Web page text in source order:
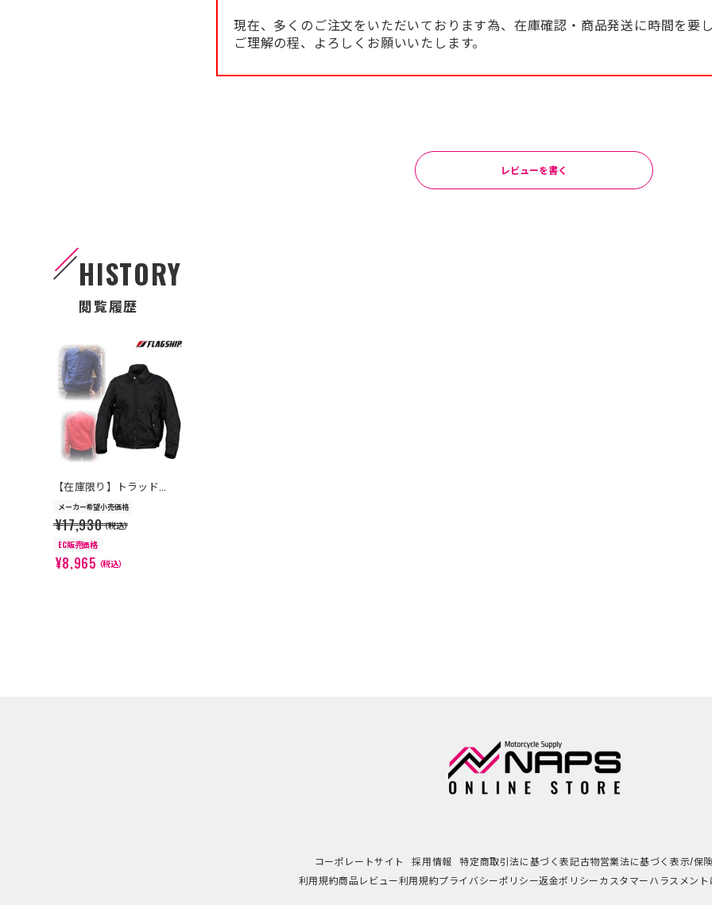
現在、多くのご注文をいただいております為、在庫確認・商品発送に時間を要し
ご理解の程、よろしくお願いいたします。
レビューを書く
HISTORY
閲覧履歴
【在庫限り】トラッド...
メーカー希望小売価格
¥17,930（税込）
EC販売価格
¥8,965（税込）
>
コーポレートサイト 採用情報 特定商取引法に基づく表記古物営業法に基づく表示/保
利用規約商品レビュー利用規約プライバシーポリシー返金ポリシーカスタマーハラスメン